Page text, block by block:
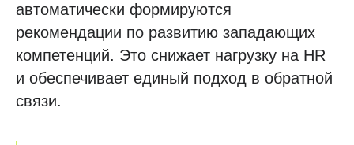
автоматически формируются
рекомендации по развитию западающих
компетенций. Это снижает нагрузку на HR
и обеспечивает единый подход в обратной
связи.